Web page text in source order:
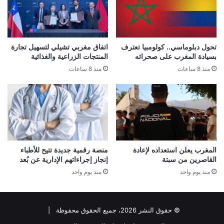
تحول دبلوماسي.. كولومبيا تعترف
بسيادة المغرب على صحرائه
منذ 8 ساعات
اتفاق مغربي تشيلي لتسهيل تجارة
المنتجات الزراعية والغذائية
منذ 8 ساعات
المغرب يعلن استعداده لإعادة
القاصرين من سبتة
منذ يوم واحد
منصة رقمية جديدة تتيح للأطباء
إنجاز إجراءاتهم الإدارية عن بُعد
منذ يوم واحد
© حقوق النشر 2026، جميع الحقوق محفوظة |